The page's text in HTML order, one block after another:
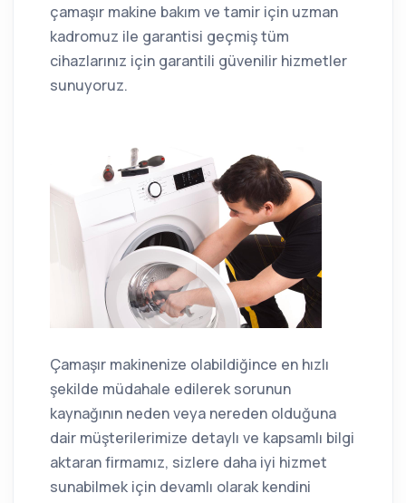
çamaşır makine bakım ve tamir için uzman
kadromuz ile garantisi geçmiş tüm
cihazlarınız için garantili güvenilir hizmetler
sunuyoruz.
Çamaşır makinenize olabildiğince en hızlı
şekilde müdahale edilerek sorunun
kaynağının neden veya nereden olduğuna
dair müşterilerimize detaylı ve kapsamlı bilgi
aktaran firmamız, sizlere daha iyi hizmet
sunabilmek için devamlı olarak kendini